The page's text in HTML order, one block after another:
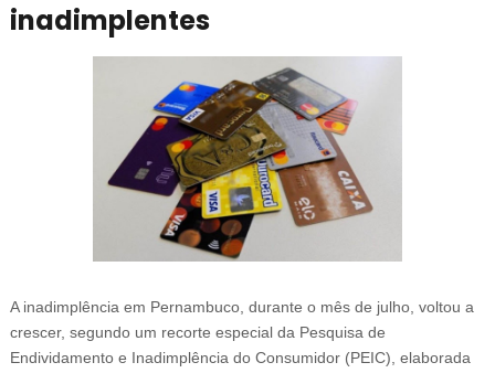
inadimplentes
A inadimplência em Pernambuco, durante o mês de julho, voltou a
crescer, segundo um recorte especial da Pesquisa de
Endividamento e Inadimplência do Consumidor (PEIC), elaborada